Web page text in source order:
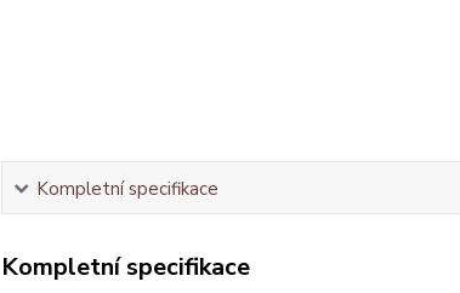
Kompletní specifikace
Kompletní specifikace